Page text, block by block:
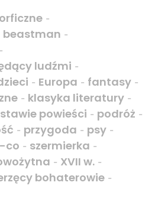
-
beastman -
-
ludźmi -
- Europa - fantasy -
- klasyka literatury -
powieści - podróż -
- przygoda - psy -
co - szermierka -
- XVII w. -
bohaterowie -